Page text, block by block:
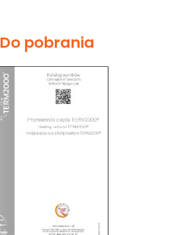
Do pobrania